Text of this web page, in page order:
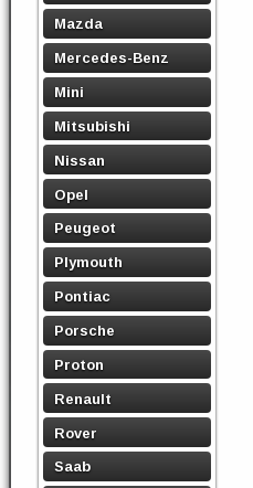
Mazda
Mercedes-Benz
Mini
Mitsubishi
Nissan
Opel
Peugeot
Plymouth
Pontiac
Porsche
Proton
Renault
Rover
Saab